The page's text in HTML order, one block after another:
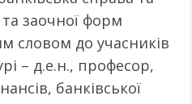
заочної форм
словом до учасників
– д.е.н., професор,
банківської